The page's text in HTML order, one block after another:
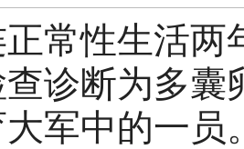
性生活两
诊断为多囊
军中的一员